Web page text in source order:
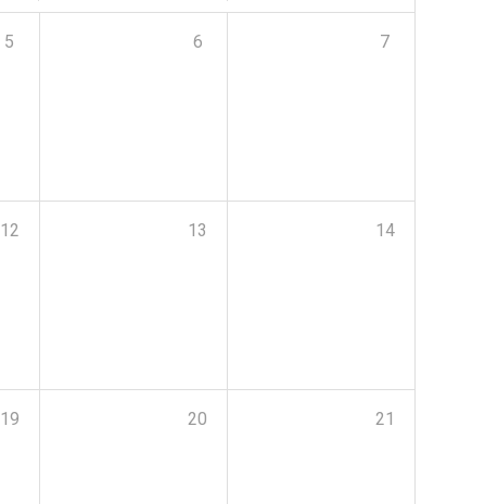
5 6 7
12 13 14
19 20 21